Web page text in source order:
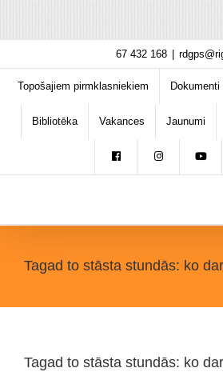
content
67 432 168
Topošajiem pirmklasniekiem Dokumenti
Bibliotēka Vakances Jaunumi
Tagad to stāsta stundās: ko
Tagad to stāsta stundās: ko